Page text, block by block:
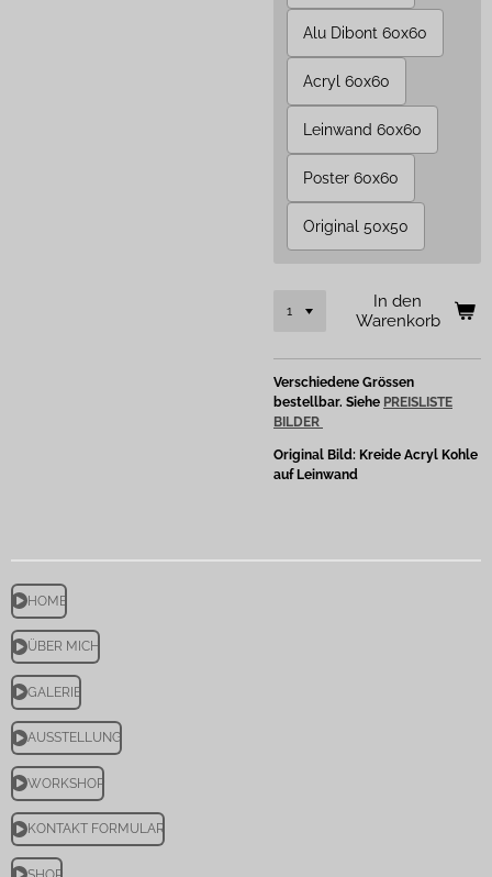
Alu Dibont 60x60
Acryl 60x60
Leinwand 60x60
Poster 60x60
Original 50x50
In den
Warenkorb
Verschiedene Grössen
bestellbar. Siehe PREISLISTE
BILDER
Original Bild: Kreide Acryl Kohle
auf Leinwand
HOME
ÜBER MICH
GALERIE
AUSSTELLUNG
WORKSHOP
KONTAKT FORMULAR